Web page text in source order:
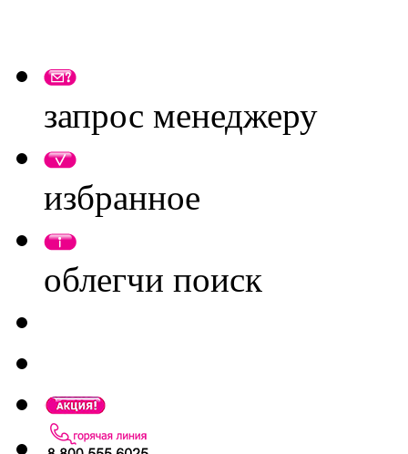
запрос менеджеру
избранное
облегчи поиск